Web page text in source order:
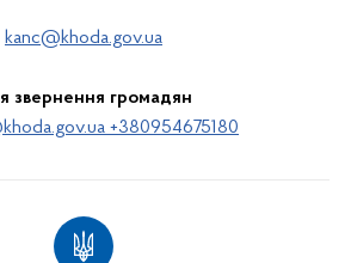
kanc@khoda.gov.ua
звернення громадян
+380954675180